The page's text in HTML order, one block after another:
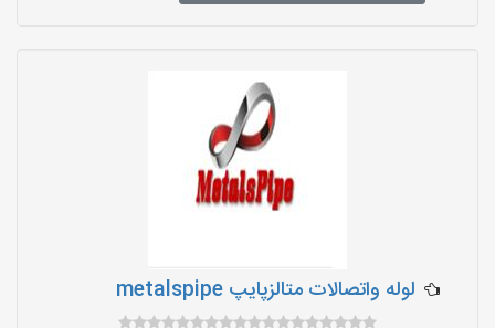
لوله واتصالات متالزپایپ metalspipe